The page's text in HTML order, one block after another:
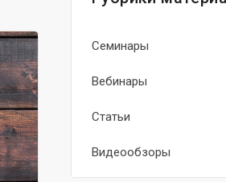
Семинары
Вебинары
Статьи
Видеообзоры